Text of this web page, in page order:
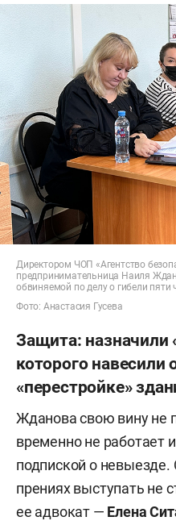
Директором ЧОП «Агентство
предпринимательница Наиля
обвиняемой по делу о гибели пяти
Фото: Анастасия Гусева
Защита: назначили
которого навесили
«перестройке»
Жданова свою вину не
временно не работает
подпиской о
прениях выступать не
ее адвокат — Елена